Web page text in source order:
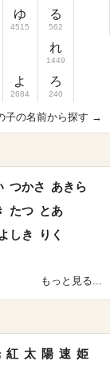
ゆ
4515
よ
2684
る
562
れ
1449
ろ
240
子の名前から探す →
つかさ あきら
たつ とあ
よしき
りく
もっと見る...
紅 太 陽 速 姫